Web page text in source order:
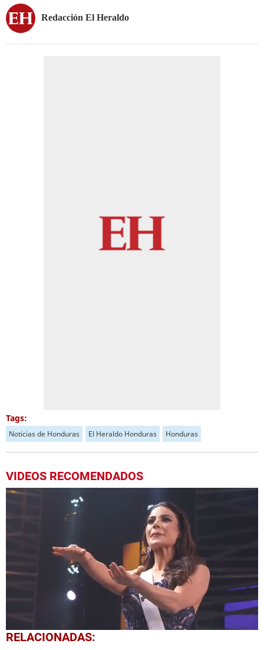
Redacción El Heraldo
Tags:
Noticias de Honduras El Heraldo Honduras Honduras
VIDEOS RECOMENDADOS
0
seconds
RELACIONADAS: